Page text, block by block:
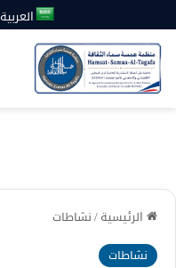
العربية
الرئيسية/نشاطات
نشاطات